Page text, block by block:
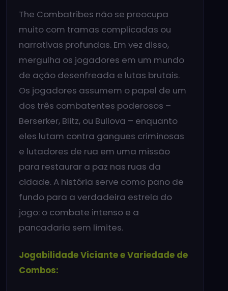
The Combatribes não se preocupa
muito com tramas complicadas ou
narrativas profundas. Em vez disso,
mergulha os jogadores em um mundo
de ação desenfreada e lutas brutais.
Os jogadores assumem o papel de um
dos três combatentes poderosos –
Berserker, Blitz, ou Bullova – enquanto
eles lutam contra gangues criminosas
e lutadores de rua em uma missão
para restaurar a paz nas ruas da
cidade. A história serve como pano de
fundo para a verdadeira estrela do
jogo: o combate intenso e a
pancadaria sem limites.
Jogabilidade Viciante e Variedade de
Combos: